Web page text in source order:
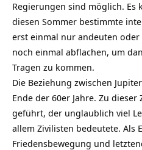
Regierungen sind möglich. Es
diesen Sommer bestimmte
erst einmal nur andeuten
noch einmal abflachen, um
Tragen zu kommen.
Die Beziehung zwischen
Ende der 60er Jahre. Zu
geführt, der unglaublich viel
allem Zivilisten bedeutete. Als
Friedensbewegung und